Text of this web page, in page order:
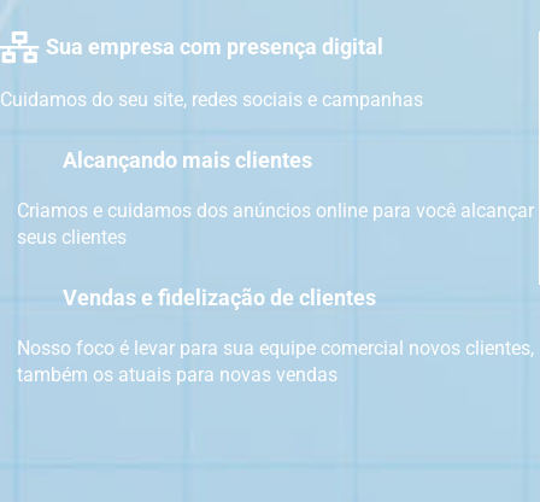
Sua empresa com presença digital
Cuidamos do seu site, redes sociais e campanhas
Alcançando mais clientes
Criamos e cuidamos dos anúncios online para você alcançar
seus clientes
Vendas e fidelização de clientes
Nosso foco é levar para sua equipe comercial novos clientes,
também os atuais para novas vendas